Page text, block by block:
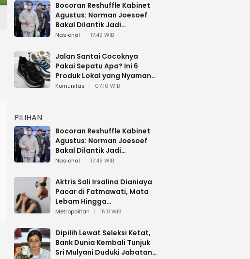
Bocoran Reshuffle Kabinet
Agustus: Norman Joesoef
Bakal Dilantik Jadi
Wamenhan RI
Nasional 17:49 WIB
Jalan Santai Cocoknya
Pakai Sepatu Apa? Ini 6
Produk Lokal yang Nyaman
Buat 17 Agustusan
Komunitas 07:10 WIB
PILIHAN
Bocoran Reshuffle Kabinet
Agustus: Norman Joesoef
Bakal Dilantik Jadi
Wamenhan RI
Nasional 17:49 WIB
Aktris Sali Irsalina Dianiaya
Pacar di Fatmawati, Mata
Lebam Hingga
Diselamatkan Polantas
Metropolitan 15:11 WIB
Dipilih Lewat Seleksi Ketat,
Bank Dunia Kembali Tunjuk
Sri Mulyani Duduki Jabatan